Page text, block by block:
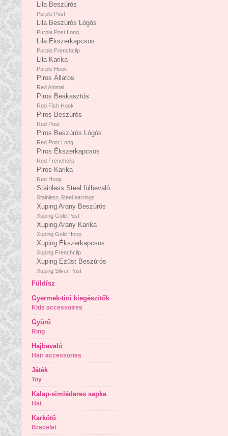
Lila Beszúrós
Purple Post
Lila Beszúrós Lógós
Purple Post Long
Lila Ékszerkapcsos
Purple Frenchclip
Lila Karika
Purple Hook
Piros Állatos
Red Animal
Piros Beakasztós
Red Fish Hook
Piros Beszúrós
Red Post
Piros Beszúrós Lógós
Red Post Long
Piros Ékszerkapcsos
Red Frenchclip
Piros Karika
Red Hoop
Stainless Steel fülbevaló
Stainless Steel earrings
Xuping Arany Beszúrós
Xuping Gold Post
Xuping Arany Karika
Xuping Gold Hoop
Xuping Ékszerkapcsos
Xuping Frenchclip
Xuping Ezüst Beszúrós
Xuping Silver Post
Füldísz
Gyermek-tini kiegészítők
Kids accessoires
Gyűrű
Ring
Hajbavaló
Hair accessories
Játék
Toy
Kalap-simléderes sapka
Hat
Karkötő
Bracelet